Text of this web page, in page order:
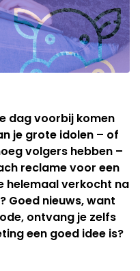
dag voorbij komen
je grote idolen – of
volgers hebben –
reclame voor een
helemaal verkocht na
Goed nieuws, want
ontvang je zelfs
een goed idee is?